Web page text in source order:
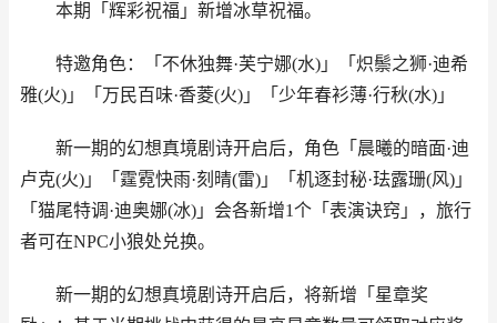
本期「辉彩祝福」新增冰草祝福。
特邀角色：「不休独舞·芙宁娜(水)」「炽鬃之狮·迪希
雅(火)」「万民百味·香菱(火)」「少年春衫薄·行秋(水)」
新一期的幻想真境剧诗开启后，角色「晨曦的暗面·迪
卢克(火)」「霆霓快雨·刻晴(雷)」「机逐封秘·珐露珊(风)」
「猫尾特调·迪奥娜(冰)」会各新增1个「表演诀窍」，旅行
者可在NPC小狼处兑换。
新一期的幻想真境剧诗开启后，将新增「星章奖